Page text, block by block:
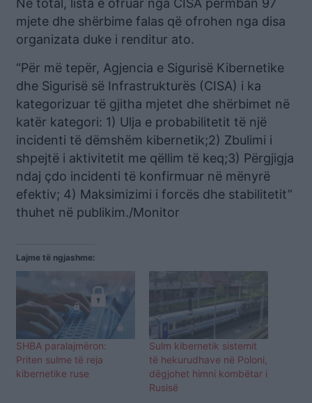
Në total, lista e ofruar nga CISA përmban 97
mjete dhe shërbime falas që ofrohen nga disa
organizata duke i renditur ato.
“Për më tepër, Agjencia e Sigurisë Kibernetike
dhe Sigurisë së Infrastrukturës (CISA) i ka
kategorizuar të gjitha mjetet dhe shërbimet në
katër kategori: 1) Ulja e probabilitetit të një
incidenti të dëmshëm kibernetik;2) Zbulimi i
shpejtë i aktivitetit me qëllim të keq;3) Përgjigja
ndaj çdo incidenti të konfirmuar në mënyrë
efektiv; 4) Maksimizimi i forcës dhe stabilitetit”
thuhet në publikim./Monitor
Lajme të ngjashme:
SHBA paralajmëron:
Priten sulme të reja
kibernetike ruse
Sulm kibernetik sistemit
të hekurudhave në Poloni,
dëgjohet himni kombëtar i
Rusisë